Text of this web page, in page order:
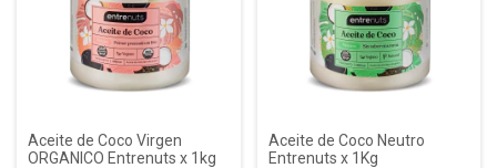
Aceite de Coco Virgen
ORGANICO Entrenuts x 1kg
Aceite de Coco Neutro
Entrenuts x 1Kg